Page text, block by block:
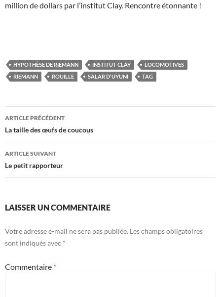
million de dollars par l’institut Clay. Rencontre étonnante !
HYPOTHÈSE DE RIEMANN INSTITUT CLAY
LOCOMOTIVES
RIEMANN
ROUILLE SALAR D'UYUNI TAG
Navigation
des
articles
ARTICLE PRÉCÉDENT
La taille des œufs de coucous
ARTICLE SUIVANT
Le petit rapporteur
LAISSER UN COMMENTAIRE
Votre adresse e-mail ne sera pas publiée. Les champs obligatoires
sont indiqués avec *
Commentaire *